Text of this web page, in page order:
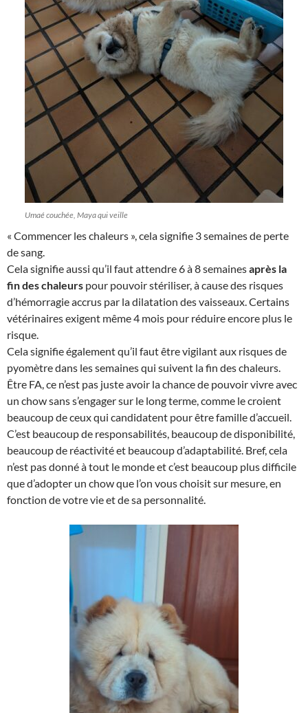
Umaé couchée, Maya qui veille
« Commencer les chaleurs », cela signifie 3 semaines de perte
de sang.
Cela signifie aussi qu’il faut attendre 6 à 8 semainesaprès la
fin des chaleurs pour pouvoir stériliser, à cause des risques
d’hémorragie accrus par la dilatation des vaisseaux. Certains
vétérinaires exigent même 4 mois pour réduire encore plus le
risque.
Cela signifie également qu’il faut être vigilant aux risques de
pyomètre dans les semaines qui suivent la fin des chaleurs.
Être FA, ce n’est pas juste avoir la chance de pouvoir vivre avec
un chow sans s’engager sur le long terme, comme le croient
beaucoup de ceux qui candidatent pour être famille d’accueil.
C’est beaucoup de responsabilités, beaucoup de disponibilité,
beaucoup de réactivité et beaucoup d’adaptabilité. Bref, cela
n’est pas donné à tout le monde et c’est beaucoup plus difficile
que d’adopter un chow que l’on vous choisit sur mesure, en
fonction de votre vie et de sa personnalité.